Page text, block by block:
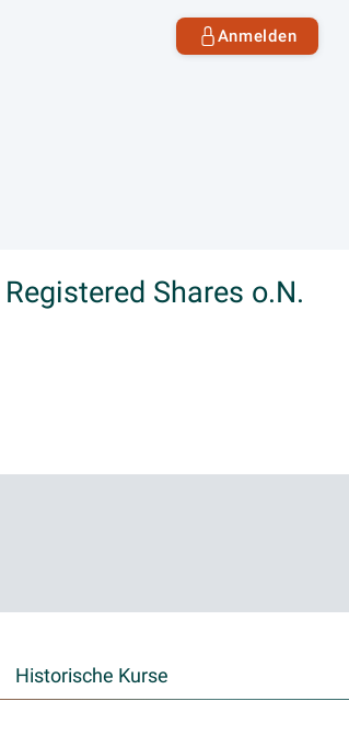
Anmelden
Registered Shares o.N.
Historische Kurse